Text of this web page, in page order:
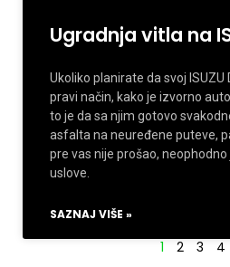
Ugradnja vitla na
Ukoliko planirate da svoj ISUZU
pravi način, kako je izvorno
to je da sa njim gotovo
asfalta na neuređene puteve,
pre vas nije prošao,
uslove.
SAZNAJ VIŠE »
1 2 3 4